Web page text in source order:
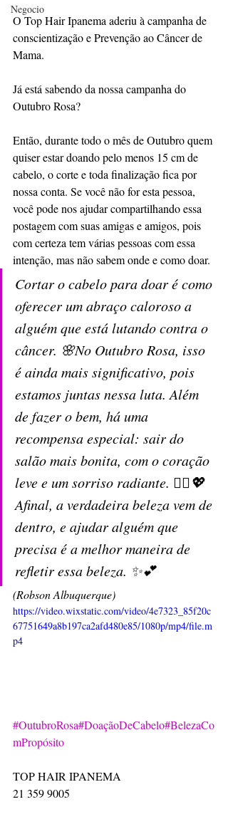
Negocio
O Top Hair Ipanema aderiu à campanha de
conscientização e Prevenção ao Câncer de
Mama.
Já está sabendo da nossa campanha do
Outubro Rosa?
Então, durante todo o mês de Outubro quem
quiser estar doando pelo menos 15 cm de
cabelo, o corte e toda finalização fica por
nossa conta. Se você não for esta pessoa,
você pode nos ajudar compartilhando essa
postagem com suas amigas e amigos, pois
com certeza tem várias pessoas com essa
intenção, mas não sabem onde e como doar.
Cortar o cabelo para doar é como
oferecer um abraço caloroso a
alguém que está lutando contra o
câncer. 🌸No Outubro Rosa, isso
é ainda mais significativo, pois
estamos juntas nessa luta. Além
de fazer o bem, há uma
recompensa especial: sair do
salão mais bonita, com o coração
leve e um sorriso radiante. 💇‍♀️💖
Afinal, a verdadeira beleza vem de
dentro, e ajudar alguém que
precisa é a melhor maneira de
refletir essa beleza. ✨💕
(Robson Albuquerque)
https://video.wixstatic.com/video/4e7323_85f20c
67751649a8b197ca2afd480e85/1080p/mp4/file.m
p4
#OutubroRosa#DoaçãoDeCabelo#BelezaCo
mPropósito
TOP HAIR IPANEMA
21 359 9005